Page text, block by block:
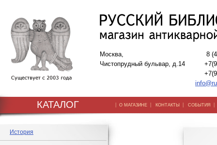
Москва,
Чистопрудный бульвар, д.14
8
КАТАЛОГ | О МАГАЗИНЕ | КОНТАКТЫ | СОБЫТИЯ
История